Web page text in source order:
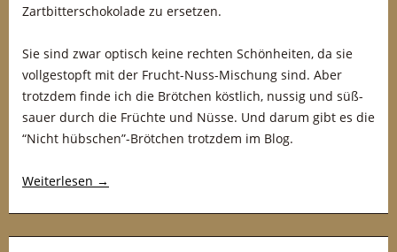
Zartbitterschokolade zu ersetzen.
Sie sind zwar optisch keine rechten Schönheiten, da sie
vollgestopft mit der Frucht-Nuss-Mischung sind. Aber
trotzdem finde ich die Brötchen köstlich, nussig und süß-
sauer durch die Früchte und Nüsse. Und darum gibt es die
“Nicht hübschen”-Brötchen trotzdem im Blog.
Weiterlesen →